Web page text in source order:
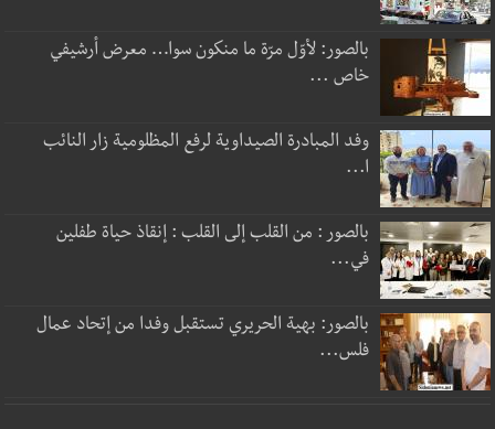
بالصور: لأوّل مرّة ما منكون سوا… معرض أرشيفي
خاص ...
وفد المبادرة الصيداوية لرفع المظلومية زار النائب
ا...
بالصور : من القلب إلى القلب : إنقاذ حياة طفلين
في...
بالصور: بهية الحريري تستقبل وفدا من إتحاد عمال
فلس...